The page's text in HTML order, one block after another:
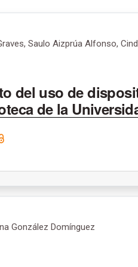
Saulo Aizprúa Alfonso,
del uso de
de la
González Domínguez